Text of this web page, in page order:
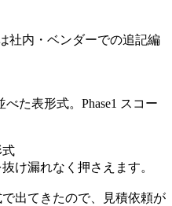
社内・ベンダーでの追記編
た表形式。Phase1 スコー
式
け漏れなく押さえます。
出てきたので、見積依頼が